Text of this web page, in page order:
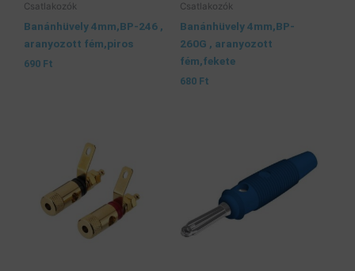
Csatlakozók
Banánhüvely 4mm,BP-246 ,
aranyozott fém,piros
690 Ft
Csatlakozók
Banánhüvely 4mm,BP-
260G , aranyozott
fém,fekete
680 Ft